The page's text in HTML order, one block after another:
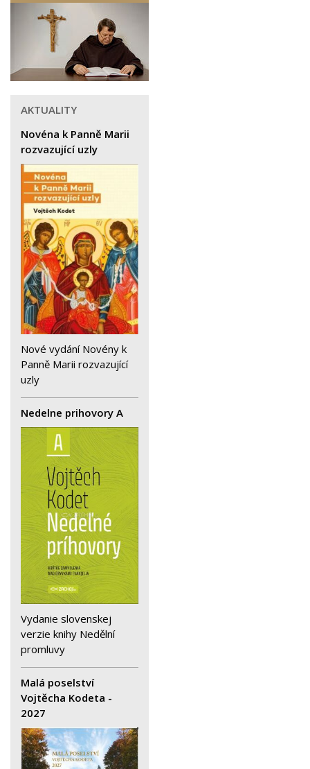
AKTUALITY
Novéna k Panně Marii
rozvazující uzly
Nové vydání Novény k
Panně Marii rozvazující
uzly
Nedelne prihovory A
Vydanie slovenskej
verzie knihy Nedělní
promluvy
Malá poselství
Vojtěcha Kodeta -
2027